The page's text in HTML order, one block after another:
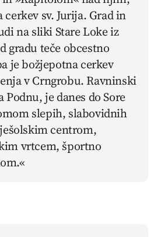
sv. Jurija. Grad in
na sliki Stare Loke iz
gradu teče obcestno
je božjepotna cerkev
v Crngrobu. Ravninski
Podnu, je danes do Sore
slepih, slabovidnih
centrom,
vrtcem, športno